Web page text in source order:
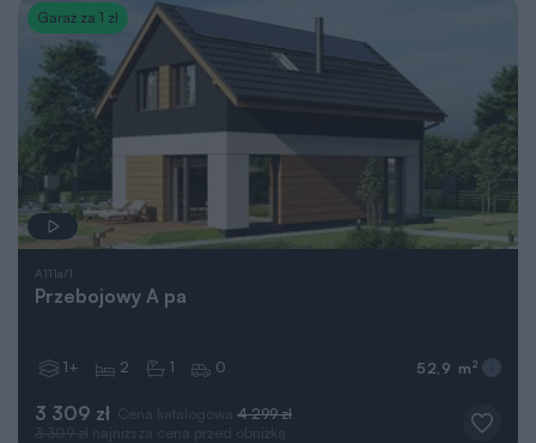
Garaż za 1 zł
A111a/1
Przebojowy A pa
3 309 zł Cena katalogowa 4 299 zł
3 309 zł najniższa cena przed obniżką
1+ 2 1 0 52,9 m 2